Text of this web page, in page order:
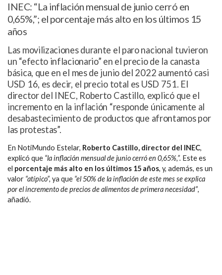
INEC: “La inflación mensual de junio cerró en
0,65%,”; el porcentaje más alto en los últimos 15
años
Las movilizaciones durante el paro nacional tuvieron
un “efecto inflacionario” en el precio de la canasta
básica, que en el mes de junio del 2022 aumentó casi
USD 16, es decir, el precio total es USD 751. El
director del INEC, Roberto Castillo, explicó que el
incremento en la inflación “responde únicamente al
desabastecimiento de productos que afrontamos por
las protestas”.
En NotiMundo Estelar, Roberto Castillo, director del INEC,
explicó que “la inflación mensual de junio cerró en 0,65%,”. Este es
el porcentaje más alto en los últimos 15 años, y, además, es un
valor “atípico”, ya que “el 50% de la inflación de este mes se explica
por el incremento de precios de alimentos de primera necesidad”,
añadió.